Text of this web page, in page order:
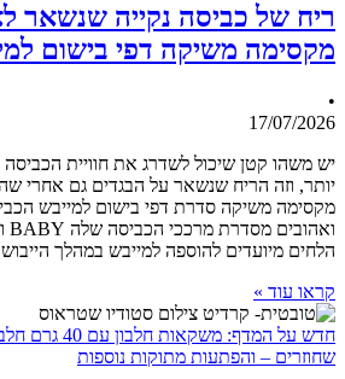
ריח של כביסה נקייה שנשאר
מקסימה משיקה דפי בישום
•
17/07/2026
יש משהו קטן שיכול לשדרג את חוויית
יותר, וזה הריח שנשאר על הבגדים גם אחרי
מקסימה משיקה סדרת דפי בישום למייבש
הלחים מיועדים להוספה למייבש במהלך
קראו עוד »
חדש על המדף:
שחוזרים – והפתעות מתוקות נוספות